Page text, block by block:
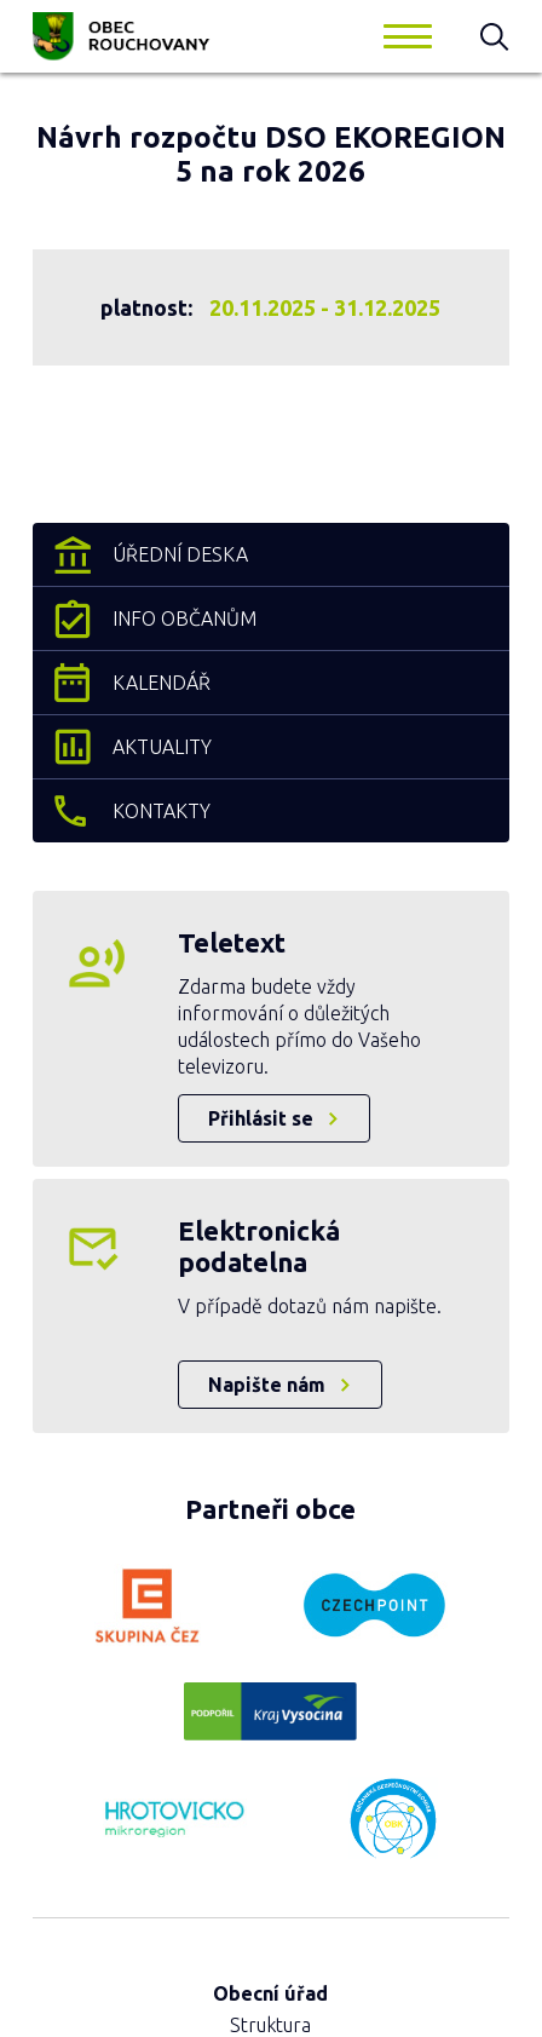
Návrh rozpočtu DSO EKOREGION
5 na rok 2026
platnost: 20.11.2025 - 31.12.2025
ÚŘEDNÍ DESKA
INFO OBČANŮM
KALENDÁŘ
AKTUALITY
KONTAKTY
Teletext
Zdarma budete vždy
informování o důležitých
událostech přímo do Vašeho
televizoru.
Přihlásit se
Elektronická
podatelna
V případě dotazů nám napište.
Napište nám
Partneři obce
Obecní úřad
Struktura